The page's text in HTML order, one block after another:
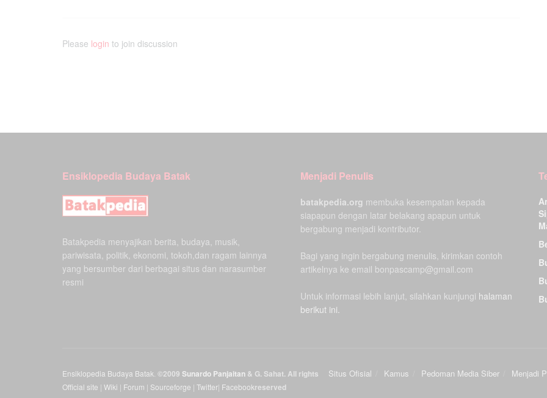
Please login to join discussion
Ensiklopedia Budaya Batak
Batakpedia menyajikan berita, budaya, musik,
pariwisata, politik, ekonomi, tokoh,dan ragam lainnya
yang bersumber dari berbagai situs dan narasumber
resmi
Menjadi Penulis
batakpedia.org membuka kesempatan kepada
siapapun dengan latar belakang apapun untuk
bergabung menjadi kontributor.
Bagi yang ingin bergabung menulis, kirimkan contoh
artikelnya ke email bonpascamp@gmail.com
Untuk informasi lebih lanjut, silahkan kunjungi halaman
berikut ini.
Situs Ofisial Kamus Pedoman Media Siber Menjadi
Ensiklopedia Budaya Batak ©2009 Sunardo Panjaitan & G. Sahat. All rights
reserved
Official site | Wiki | Forum | Sourceforge | Twitter| Facebook